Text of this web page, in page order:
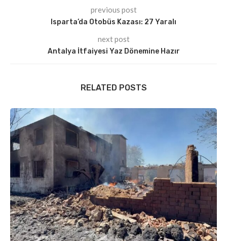
previous post
Isparta’da Otobüs Kazası: 27 Yaralı
next post
Antalya İtfaiyesi Yaz Dönemine Hazır
RELATED POSTS